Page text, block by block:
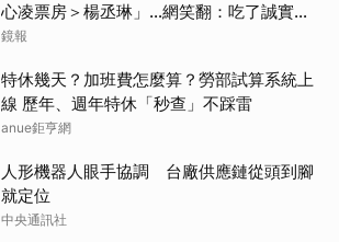
心凌票房＞楊丞琳」…網笑翻：吃了誠實果
實？
鏡報
特休幾天？加班費怎麼算？勞部試算系統上
線 歷年、週年特休「秒查」不踩雷
anue鉅亨網
人形機器人眼手協調 台廠供應鏈從頭到腳
就定位
中央通訊社